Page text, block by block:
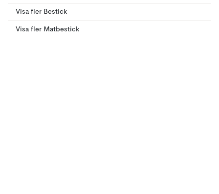
Visa fler Bestick
Visa fler Matbestick